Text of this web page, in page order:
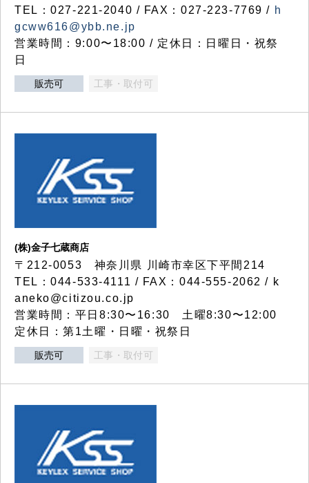
TEL：027-221-2040 / FAX：027-223-7769 / h
gcww616@ybb.ne.jp
営業時間：9:00〜18:00 / 定休日：日曜日・祝祭
日
販売可 工事・取付可
(株)金子七蔵商店
〒212-0053 神奈川県 川崎市幸区下平間214
TEL：044-533-4111 / FAX：044-555-2062 / k
aneko@citizou.co.jp
営業時間：平日8:30〜16:30 土曜8:30〜12:00
定休日：第1土曜・日曜・祝祭日
販売可 工事・取付可